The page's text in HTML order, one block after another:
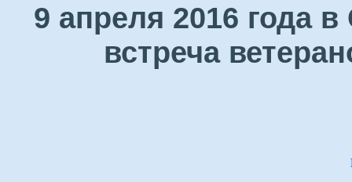
9 апреля 2016 года
встреча